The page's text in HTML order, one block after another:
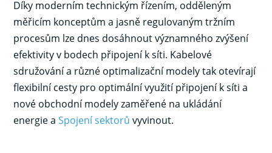
Díky moderním technickým řízením, odděleným
měřicím konceptům a jasně regulovaným tržním
procesům lze dnes dosáhnout významného zvýšení
efektivity v bodech připojení k síti. Kabelové
sdružování a různé optimalizační modely tak otevírají
flexibilní cesty pro optimální využití připojení k síti a
nové obchodní modely zaměřené na ukládání
energie aSpojení sektorů vyvinout.